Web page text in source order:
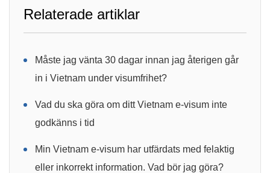
Relaterade artiklar
Måste jag vänta 30 dagar innan jag återigen går
in i Vietnam under visumfrihet?
Vad du ska göra om ditt Vietnam e-visum inte
godkänns i tid
Min Vietnam e-visum har utfärdats med felaktig
eller inkorrekt information. Vad bör jag göra?